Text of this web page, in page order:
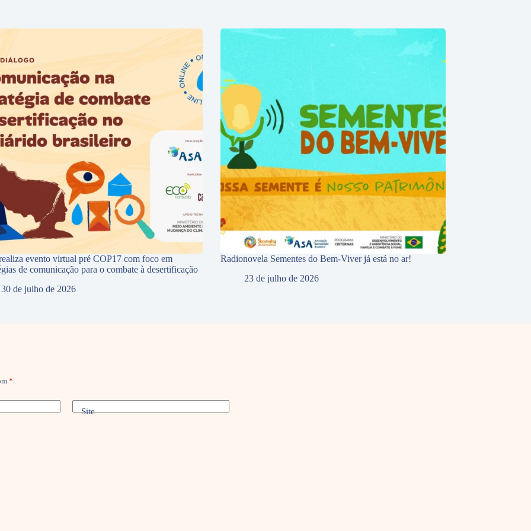
evento virtual pré COP17 com foco em
de comunicação para o combate à desertificação
30 de julho de 2026
Radionovela Sementes do Bem-Viver já está no ar!
23 de julho de 2026
*
Site